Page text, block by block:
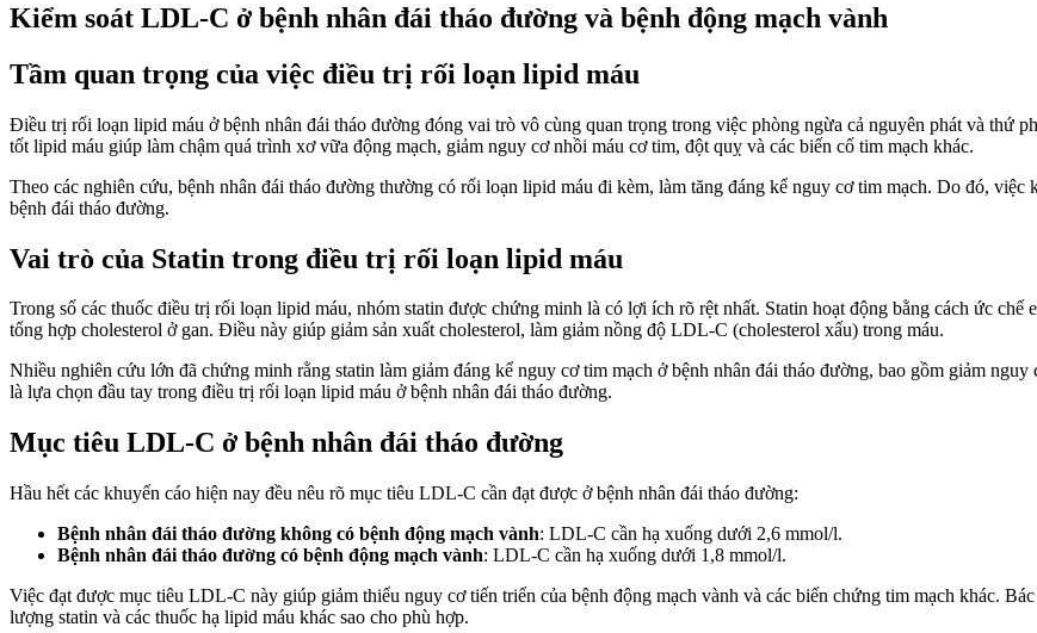
Kiểm soát LDL-C ở bệnh nhân đái tháo đường và bệnh động mạch vành
Tầm quan trọng của việc điều trị rối loạn lipid máu
Điều trị rối loạn lipid máu ở bệnh nhân đái tháo đường đóng vai trò vô cùng quan trọng trong việc phòng ngừa cả nguyên phát và thứ
tốt lipid máu giúp làm chậm quá trình xơ vữa động mạch, giảm nguy cơ nhồi máu cơ tim, đột quỵ và các biến cố tim mạch khác.
Theo các nghiên cứu, bệnh nhân đái tháo đường thường có rối loạn lipid máu đi kèm, làm tăng đáng kể nguy cơ tim mạch. Do đó,
bệnh đái tháo đường.
Vai trò của Statin trong điều trị rối loạn lipid máu
Trong số các thuốc điều trị rối loạn lipid máu, nhóm statin được chứng minh là có lợi ích rõ rệt nhất. Statin hoạt động bằng cách ức
tổng hợp cholesterol ở gan. Điều này giúp giảm sản xuất cholesterol, làm giảm nồng độ LDL-C (cholesterol xấu) trong máu.
Nhiều nghiên cứu lớn đã chứng minh rằng statin làm giảm đáng kể nguy cơ tim mạch ở bệnh nhân đái tháo đường, bao gồm giảm
là lựa chọn đầu tay trong điều trị rối loạn lipid máu ở bệnh nhân đái tháo đường.
Mục tiêu LDL-C ở bệnh nhân đái tháo đường
Hầu hết các khuyến cáo hiện nay đều nêu rõ mục tiêu LDL-C cần đạt được ở bệnh nhân đái tháo đường:
Bệnh nhân đái tháo đường không có bệnh động mạch vành: LDL-C cần hạ xuống dưới 2,6 mmol/l.
Bệnh nhân đái tháo đường có bệnh động mạch vành: LDL-C cần hạ xuống dưới 1,8 mmol/l.
Việc đạt được mục tiêu LDL-C này giúp giảm thiểu nguy cơ tiến triển của bệnh động mạch vành và các biến chứng tim mạch khác.
lượng statin và các thuốc hạ lipid máu khác sao cho phù hợp.